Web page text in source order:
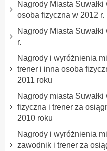
Nagrody Miasta
osoba fizyczna w 2012 r.
Nagrody Miasta
r.
Nagrody i wyróżnienia
trener i inna osoba
2011 roku
Nagrody miasta
fizyczna i trener za
2010 roku
Nagrody i wyróżnienia
zawodnik i trener za